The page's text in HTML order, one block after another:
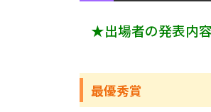
★出場者の発表内
最優秀賞